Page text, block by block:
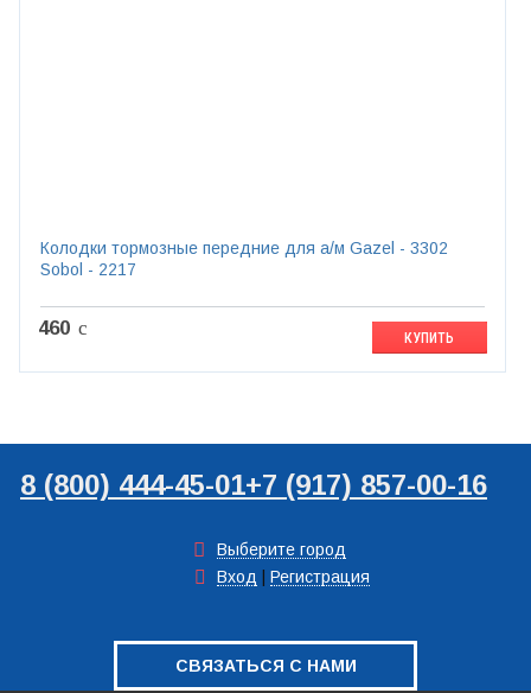
Колодки тормозные передние для а/м Gazel - 3302
Sobol - 2217
460 c КУПИТЬ
8 (800) 444-45-01+7 (917) 857-00-16
Выберите город
Вход
Регистрация
СВЯЗАТЬСЯ С НАМИ